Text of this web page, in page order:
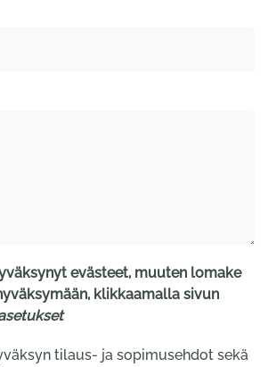
evästeet, muuten lomake
klikkaamalla sivun
tilaus- ja sopimusehdot sekä